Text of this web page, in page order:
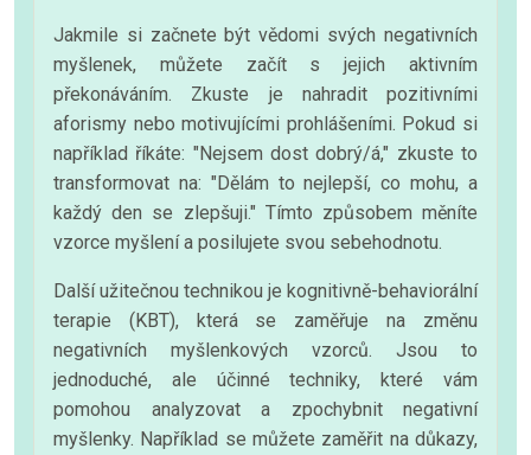
Jakmile si začnete být vědomi svých negativních
myšlenek, můžete začít s jejich aktivním
překonáváním. Zkuste je nahradit pozitivními
aforismy nebo motivujícími prohlášeními. Pokud si
například říkáte: "Nejsem dost dobrý/á," zkuste to
transformovat na: "Dělám to nejlepší, co mohu, a
každý den se zlepšuji." Tímto způsobem měníte
vzorce myšlení a posilujete svou sebehodnotu.
Další užitečnou technikou je kognitivně-behaviorální
terapie (KBT), která se zaměřuje na změnu
negativních myšlenkových vzorců. Jsou to
jednoduché, ale účinné techniky, které vám
pomohou analyzovat a zpochybnit negativní
myšlenky. Například se můžete zaměřit na důkazy,